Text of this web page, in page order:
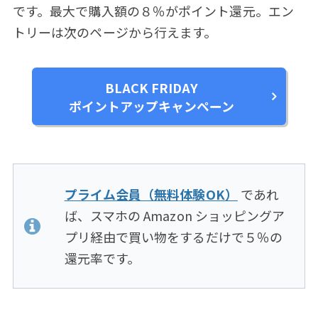
です。最大で購入額の８％がポイント還元。エン
トリーは次のページから行えます。
BLACK FRIDAY
ポイントアップキャンペーン
プライム会員（無料体験OK）
であれ
ば、スマホの Amazon ショッピングア
プリ経由で買い物をするだけで５％の
還元率です。